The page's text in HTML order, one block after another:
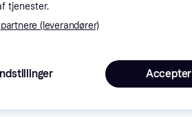
tjenester.
(leverandører)
Accepter